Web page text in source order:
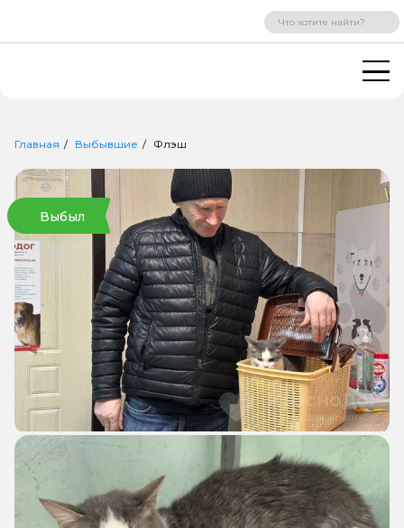
ВХОД РЕГИСТРАЦИЯ
Главная Выбывшие Флэш
Выбыл